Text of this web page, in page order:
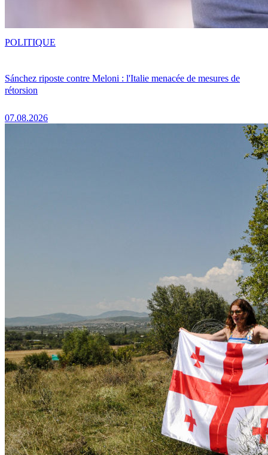
Sánchez riposte contre Meloni : l'Italie menacée de mesures de
rétorsion
07.08.2026
POLITIQUE